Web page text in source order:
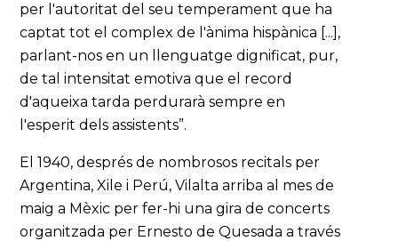
per l'autoritat del seu temperament que ha
captat tot el complex de l'ànima hispànica [...],
parlant-nos en un llenguatge dignificat, pur,
de tal intensitat emotiva que el record
d'aqueixa tarda perdurarà sempre en
l'esperit dels assistents”.
El 1940, després de nombrosos recitals per
Argentina, Xile i Perú, Vilalta arriba al mes de
maig a Mèxic per fer-hi una gira de concerts
organitzada per Ernesto de Quesada a través